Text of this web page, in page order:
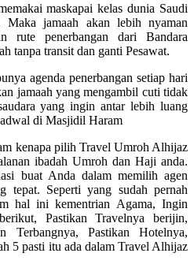
maskapai kelas dunia Saudi
jamaah akan lebih nyaman
rute penerbangan dari Bandara
tanpa transit dan ganti Pesawat.
agenda penerbangan setiap hari
jamaah yang mengambil cuti tidak
yang ingin antar lebih luang
di Masjidil Haram
kenapa pilih Travel Umroh Alhijaz
ibadah Umroh dan Haji anda.
buat Anda dalam memilih agen
tepat. Seperti yang sudah pernah
hal ini kementrian Agama, Ingin
Pastikan Travelnya berijin,
Terbangnya, Pastikan Hotelnya,
5 pasti itu ada dalam Travel Alhijaz